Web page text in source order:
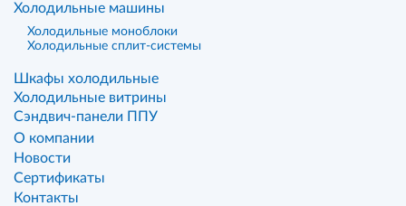
Холодильные машины
Холодильные моноблоки
Холодильные сплит-системы
Шкафы холодильные
Холодильные витрины
Сэндвич-панели ППУ
О компании
Новости
Сертификаты
Контакты